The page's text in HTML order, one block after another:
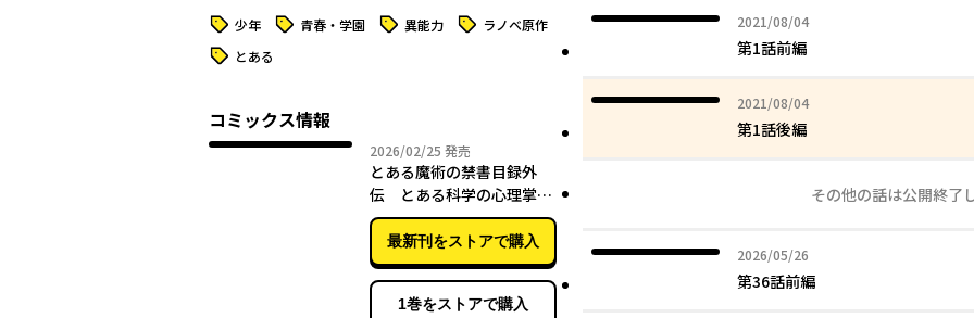
タグ 少年 タグ 青春・学園 タグ 異能力 タグ ラノベ原作
タグ とある
コミックス情報
2026/02/25 2026年02月25日
発売
とある魔術の禁書目録外
伝 とある科学の心理掌握
（５）
最新刊をストアで購入
1巻をストアで購入
2021/08/04
2021年08月04日
第1話前編
2021/08/04
2021年08月04日
第1話後編
その他の話は公開終了
2026/05/26
2026年05月26日
第36話前編